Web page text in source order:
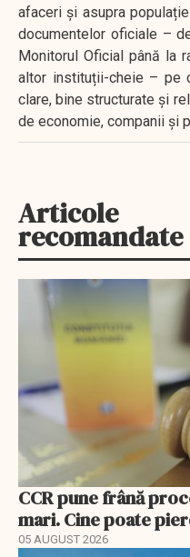
afaceri și asupra
documentelor oficiale –
Monitorul Oficial până la
altor instituții-cheie – pe
clare, bine structurate și
de economie, companii și
Articole
recomandate
CCR pune frână
mari. Cine poate
05 AUGUST 2026